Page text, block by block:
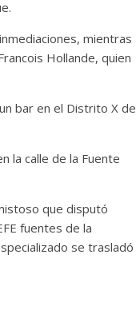
mientras
Hollande, quien
bar en el Distrito X de
la calle de la Fuente
que disputó
fuentes de la
se trasladó